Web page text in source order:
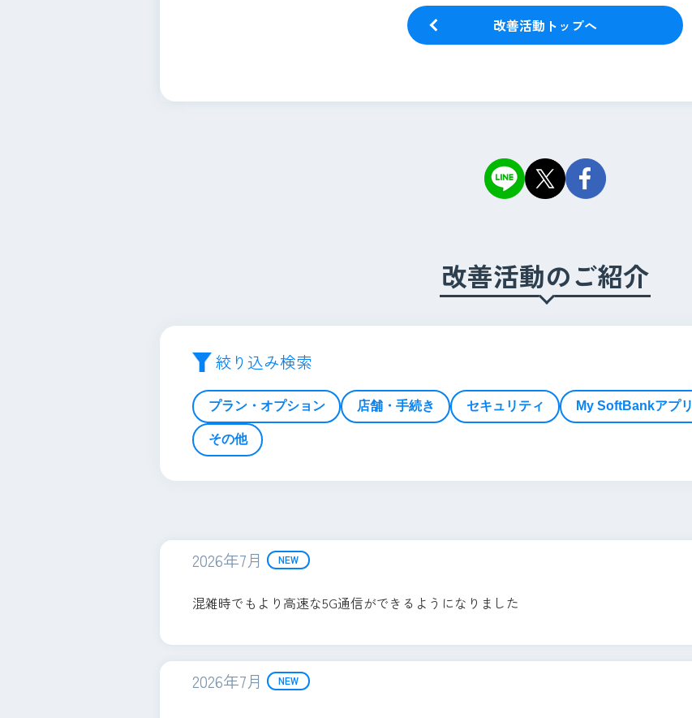
改善活動トップへ
改善活動のご紹介
絞り込み検索
プラン・オプション 店舗・手続き セキュリティ My SoftBankアプリ
その他
2026年7月 NEW
混雑時でもより高速な5G通信ができるようになりました
2026年7月 NEW